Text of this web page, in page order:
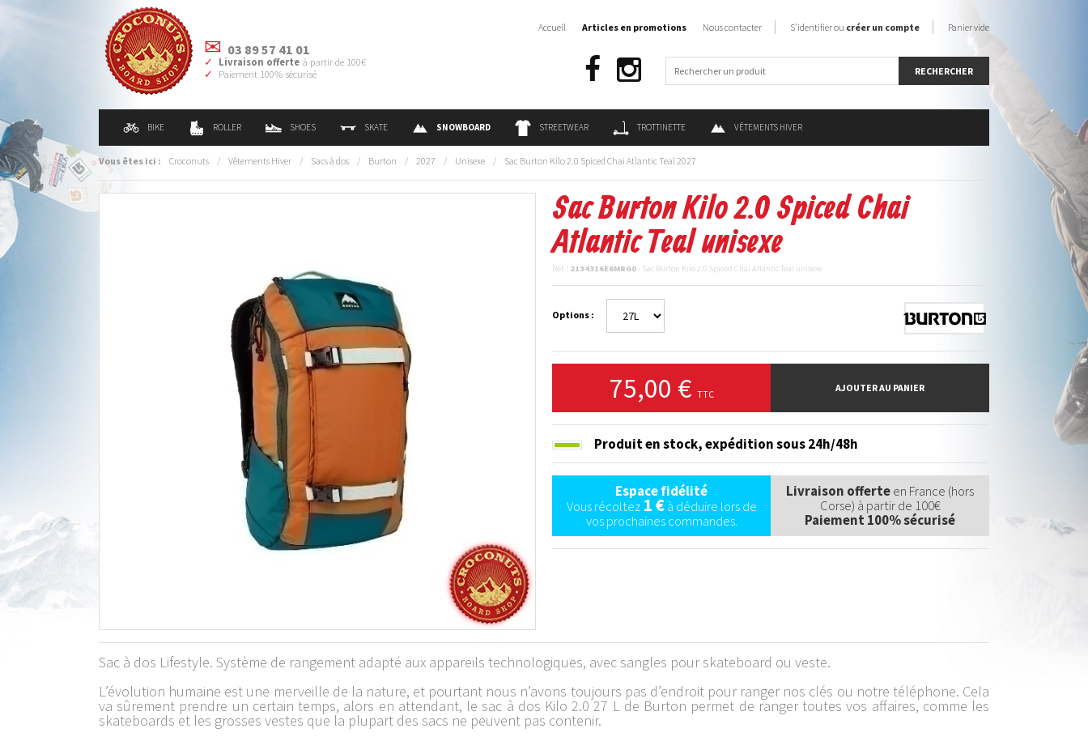
03 89 57 41 01
Livraison offerte à partir de 100€
Paiement 100% sécurisé
BIKE ROLLER SHOES SKATE SNOWBOARD STREETWEAR TROTTINETTE VÊTEMENTS HIVER
Accueil Articles en promotions Nous contacter S'identifier ou créer un compte Panier vide
Vous êtes ici : Croconuts / Vêtements Hiver / Sacs à dos / Burton / 2027 / Unisexe / Sac Burton Kilo 2.0 Spiced Chai Atlantic Teal 2027
Sac Burton Kilo 2.0 Spiced Chai
Atlantic Teal unisexe
Réf. : 2134316E6MRG0 - Sac Burton Kilo 2.0 Spiced Chai Atlantic Teal unisexe
Options :
75,00 € TTC
AJOUTER AU PANIER
Produit en stock,expédition sous 24h/48h
Espace fidélité
Vous récoltez 1 €à déduire lors de
vos prochaines commandes.
Livraison offerteen France (hors
Corse) à partir de 100€
Paiement 100% sécurisé
Sac à dos Lifestyle. Système de rangement adapté aux appareils technologiques, avec sangles pour skateboard ou veste.
L’évolution humaine est une merveille de la nature, et pourtant nous n’avons toujours pas d’endroit pour ranger nos clés ou notre téléphone. Cela
va sûrement prendre un certain temps, alors en attendant, le sac à dos Kilo 2.0 27 L de Burton permet de ranger toutes vos affaires, comme les
skateboards et les grosses vestes que la plupart des sacs ne peuvent pas contenir.